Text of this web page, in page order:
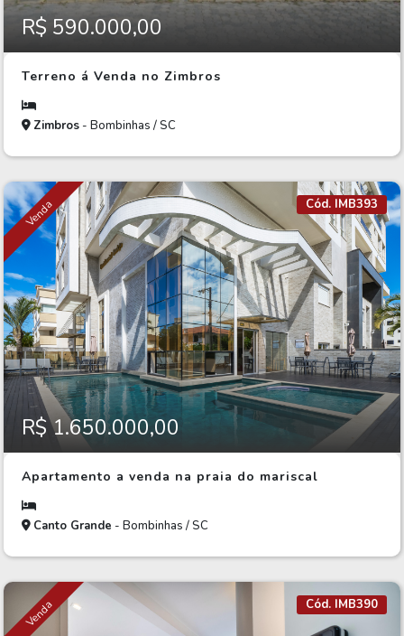
R$ 590.000,00
Terreno á Venda no Zimbros
Zimbros - Bombinhas / SC
Venda Cód. IMB393
R$ 1.650.000,00
Apartamento a venda na praia do mariscal
Canto Grande - Bombinhas / SC
Venda Cód. IMB390